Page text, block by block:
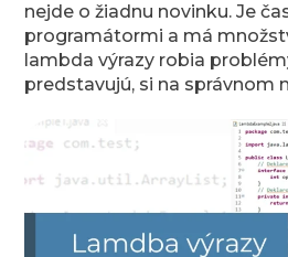
nejde o žiadnu novinku. Je
programátormi a má
lambda výrazy robia
predstavujú, si na správnom